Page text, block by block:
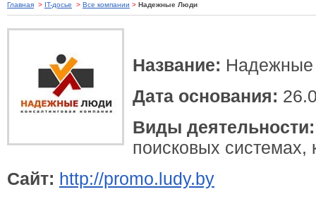
Главная > IT-досье > Все компании > Надежные Люди
Название:
Дата основания:
Виды деятельности:
поисковых системах,
Сайт: http://promo.ludy.by